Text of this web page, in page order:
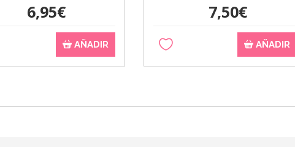
6,95€
AÑADIR
7,50€
AÑADIR